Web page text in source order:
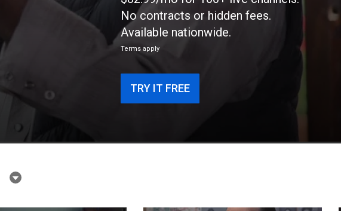
No contracts or hidden fees.
Available nationwide.
Terms apply
TRY IT FREE